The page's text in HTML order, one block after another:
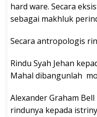
hard ware. Secara
sebagai makhluk
Secara antropologis
Rindu Syah Jehan
Mahal dibangunlah
Alexander Graham
rindunya kepada